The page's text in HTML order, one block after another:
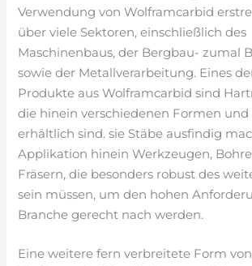
Verwendung von Wolframcarbid
über viele Sektoren, einschließlich des
Maschinenbaus, der Bergbau- zumal
sowie der Metallverarbeitung. Eines
Produkte aus Wolframcarbid sind
die hinein verschiedenen Formen und
erhältlich sind. sie Stäbe ausfindig
Applikation hinein Werkzeugen,
Fräsern, die besonders robust des
sein müssen, um den hohen
Branche gerecht nach werden.
Eine weitere fern verbreitete Form von